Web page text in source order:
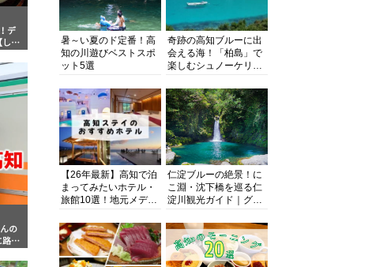
デ
しぎ
の
路面
暑～い夏のド定番！高
知の川遊びベストスポ
ット5選
奇跡の高知ブルーに出
会える海！「柏島」で
楽しむシュノーケリン
浴にキャンプまで透明
度抜群の海の楽園を徹
底紹介
【26年最新】高知で泊
まってみたいホテル・
旅館10選！地元メディ
厳選
仁淀ブルーの絶景！に
こ淵・沈下橋を巡る仁
淀川観光ガイド｜グル
まで完全網羅！